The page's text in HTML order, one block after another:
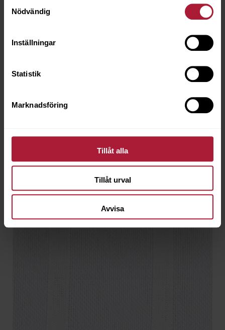
Nödvändig
Inställningar
Statistik
Marknadsföring
Tillåt alla
Tillåt urval
Avvisa
BORA Veckband 70mm Bom/Pol Oblekt 100m